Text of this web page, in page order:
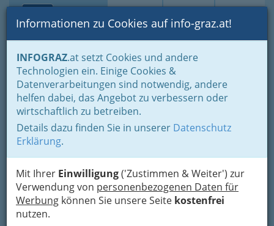
Suche Login Toggle
Informationen zu Cookies auf info-graz.at!
INFOGRAZ.at setzt Cookies und andere
Technologien ein. Einige Cookies &
Datenverarbeitungen sind notwendig, andere
helfen dabei, das Angebot zu verbessern oder
wirtschaftlich zu betreiben.
Details dazu finden Sie in unserer Datenschutz
Erklärung.
Mit Ihrer Einwilligung('Zustimmen & Weiter') zur
Verwendung von personenbezogenen Daten für
Werbung können Sie unsere Seite kostenfrei
nutzen.
Home Startseite Apothekenbereitschaft
Apotheke zum Heiligen
Petrus
St.-Peter-Hauptstraße 45, 8042 Graz
+43 316 471 442
+43 316 471 442 - 22
Karte